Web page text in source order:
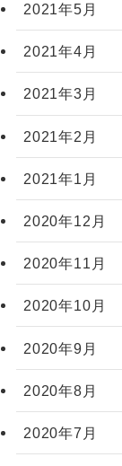
2021年5月
2021年4月
2021年3月
2021年2月
2021年1月
2020年12月
2020年11月
2020年10月
2020年9月
2020年8月
2020年7月